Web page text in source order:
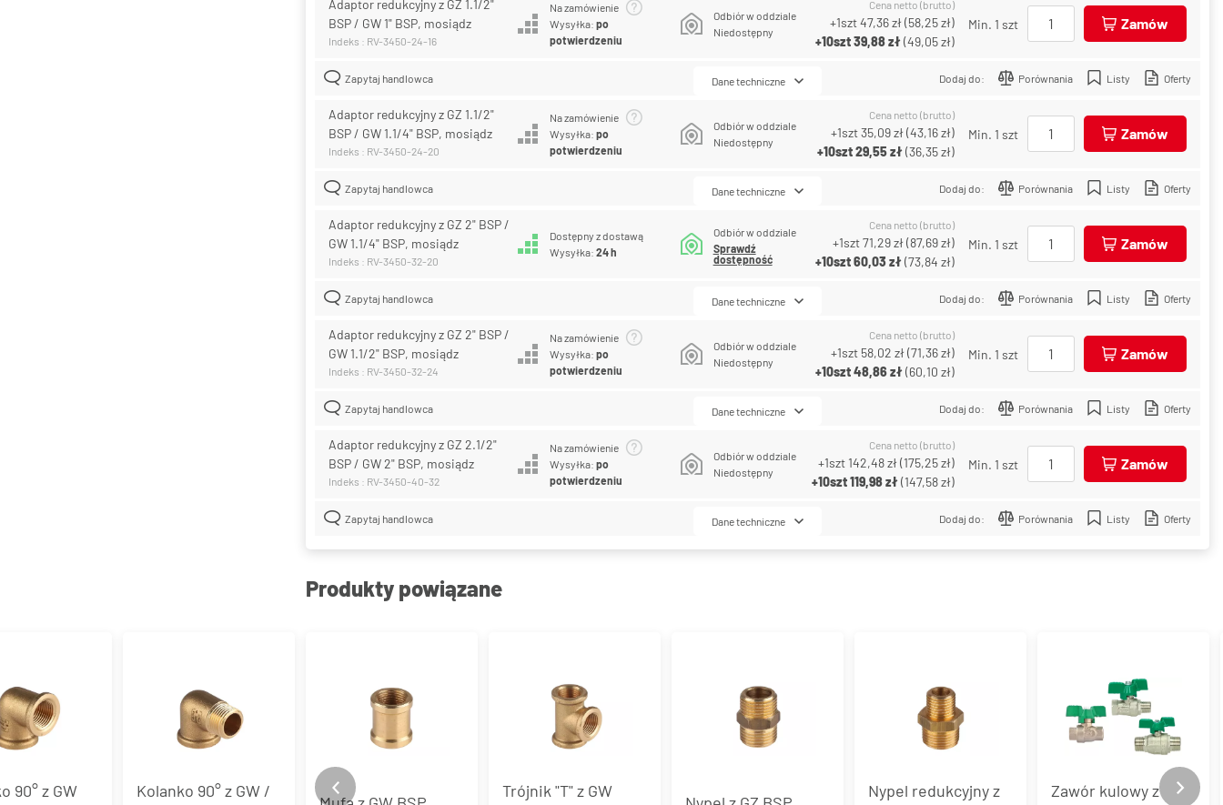
Adaptor redukcyjny z GZ 1.1/2"
BSP / GW 1" BSP, mosiądz
Indeks : RV-3450-24-16
Na zamówienie
Wysyłka:po
potwierdzeniu
Odbiór w oddziale
Niedostępny
Cena netto (brutto)
+1szt47,36 zł(58,25 zł)
+10szt39,88 zł(49,05 zł)
Min. 1 szt Zamów
Zapytaj handlowca Dodaj do: Porównania Listy Oferty
Dane techniczne
Adaptor redukcyjny z GZ 1.1/2"
BSP / GW 1.1/4" BSP, mosiądz
Indeks : RV-3450-24-20
Na zamówienie
Wysyłka:po
potwierdzeniu
Odbiór w oddziale
Niedostępny
Cena netto (brutto)
+1szt35,09 zł(43,16 zł)
+10szt29,55 zł(36,35 zł)
Min. 1 szt Zamów
Zapytaj handlowca Dodaj do: Porównania Listy Oferty
Dane techniczne
Adaptor redukcyjny z GZ 2" BSP /
GW 1.1/4" BSP, mosiądz
Indeks : RV-3450-32-20
Dostępny z dostawą
Wysyłka:24 h
Odbiór w oddziale
Sprawdź
dostępność
Cena netto (brutto)
+1szt71,29 zł(87,69 zł)
+10szt60,03 zł(73,84 zł)
Min. 1 szt Zamów
Zapytaj handlowca Dodaj do: Porównania Listy Oferty
Dane techniczne
Adaptor redukcyjny z GZ 2" BSP /
GW 1.1/2" BSP, mosiądz
Indeks : RV-3450-32-24
Na zamówienie
Wysyłka:po
potwierdzeniu
Odbiór w oddziale
Niedostępny
Cena netto (brutto)
+1szt 58,02 zł(71,36 zł)
+10szt48,86 zł(60,10 zł)
Min. 1 szt Zamów
Zapytaj handlowca Dodaj do: Porównania Listy Oferty
Dane techniczne
Adaptor redukcyjny z GZ 2.1/2"
BSP / GW 2" BSP, mosiądz
Indeks : RV-3450-40-32
Na zamówienie
Wysyłka:po
potwierdzeniu
Odbiór w oddziale
Niedostępny
Cena netto (brutto)
+1szt 142,48 zł(175,25 zł)
+10szt119,98 zł(147,58 zł)
Min. 1 szt Zamów
Zapytaj handlowca Dodaj do: Porównania Listy Oferty
Dane techniczne
Produkty powiązane
90° z GW
Kolanko 90° z GW /
Trójnik "T" z GW
Nypel redukcyjny z
Zawór kulowy z